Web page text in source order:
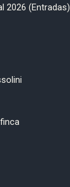
2026 (Entradas)